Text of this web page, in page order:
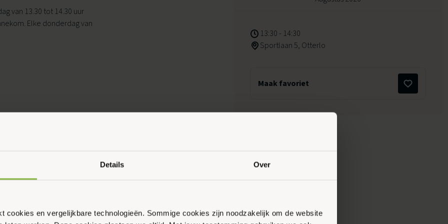
Details Over
cookies en vergelijkbare technologieën. Sommige cookies zijn noodzakelijk om de website
AquaKids
van 13.30 tot 14.30 uur
Elke donderdag van
13:30 - 14:30
Sportlaan 5, Otterlo
Maak favoriet